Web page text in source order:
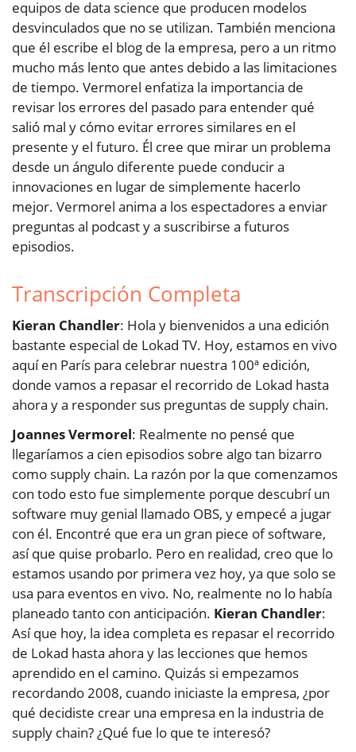
equipos de data science que producen modelos
desvinculados que no se utilizan. También menciona
que él escribe el blog de la empresa, pero a un ritmo
mucho más lento que antes debido a las limitaciones
de tiempo. Vermorel enfatiza la importancia de
revisar los errores del pasado para entender qué
salió mal y cómo evitar errores similares en el
presente y el futuro. Él cree que mirar un problema
desde un ángulo diferente puede conducir a
innovaciones en lugar de simplemente hacerlo
mejor. Vermorel anima a los espectadores a enviar
preguntas al podcast y a suscribirse a futuros
episodios.
Transcripción Completa
Kieran Chandler: Hola y bienvenidos a una edición
bastante especial de Lokad TV. Hoy, estamos en vivo
aquí en París para celebrar nuestra 100ª edición,
donde vamos a repasar el recorrido de Lokad hasta
ahora y a responder sus preguntas de supply chain.
Joannes Vermorel: Realmente no pensé que
llegaríamos a cien episodios sobre algo tan bizarro
como supply chain. La razón por la que comenzamos
con todo esto fue simplemente porque descubrí un
software muy genial llamado OBS, y empecé a jugar
con él. Encontré que era un gran piece of software,
así que quise probarlo. Pero en realidad, creo que lo
estamos usando por primera vez hoy, ya que solo se
usa para eventos en vivo. No, realmente no lo había
planeado tanto con anticipación. Kieran Chandler:
Así que hoy, la idea completa es repasar el recorrido
de Lokad hasta ahora y las lecciones que hemos
aprendido en el camino. Quizás si empezamos
recordando 2008, cuando iniciaste la empresa, ¿por
qué decidiste crear una empresa en la industria de
supply chain? ¿Qué fue lo que te interesó?